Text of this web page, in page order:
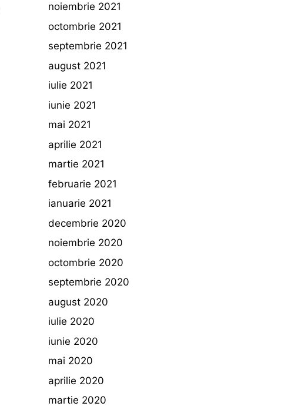
noiembrie 2021
octombrie 2021
septembrie 2021
august 2021
iulie 2021
iunie 2021
mai 2021
aprilie 2021
martie 2021
februarie 2021
ianuarie 2021
decembrie 2020
noiembrie 2020
octombrie 2020
septembrie 2020
august 2020
iulie 2020
iunie 2020
mai 2020
aprilie 2020
martie 2020